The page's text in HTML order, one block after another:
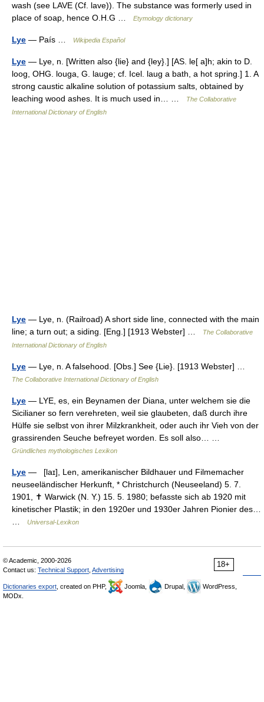
wash (see LAVE (Cf. lave)). The substance was formerly used in
place of soap, hence O.H.G …
Etymology dictionary
Lye — País … Wikipedia Español
Lye — Lye, n. [Written also {lie} and {ley}.] [AS. le[ a]h; akin to D.
loog, OHG. louga, G. lauge; cf. Icel. laug a bath, a hot spring.] 1. A
strong caustic alkaline solution of potassium salts, obtained by
leaching wood ashes. It is much used in… …
The Collaborative
International Dictionary of English
Lye — Lye, n. (Railroad) A short side line, connected with the main
line; a turn out; a siding. [Eng.] [1913 Webster] …
The Collaborative
International Dictionary of English
Lye — Lye, n. A falsehood. [Obs.] See {Lie}. [1913 Webster] …
The Collaborative International Dictionary of English
Lye — LYE, es, ein Beynamen der Diana, unter welchem sie die
Sicilianer so fern verehreten, weil sie glaubeten, daß durch ihre
Hülfe sie selbst von ihrer Milzkrankheit, oder auch ihr Vieh von der
grassirenden Seuche befreyet worden. Es soll also… …
Gründliches mythologisches Lexikon
Lye — [laɪ], Len, amerikanischer Bildhauer und Filmemacher
neuseeländischer Herkunft, * Christchurch (Neuseeland) 5. 7.
1901, ✝ Warwick (N. Y.) 15. 5. 1980; befasste sich ab 1920 mit
kinetischer Plastik; in den 1920er und 1930er Jahren Pionier des…
Universal-Lexikon
18+
© Academic, 2000-2026
Contact us: Technical Support Advertising
Dictionaries export , created on PHP, Joomla, Drupal,
WordPress,
MODx.